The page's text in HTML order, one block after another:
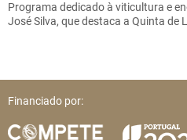
Programa dedicado à viticultura e
José Silva, que destaca a Quinta de
Financiado por: